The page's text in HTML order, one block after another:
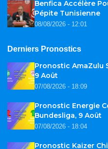
Benfica Accélère
Pépite Tunisienne
08/08/2026 - 12:01
Derniers Pronostics
Pronostic AmaZulu
9 Août
07/08/2026 - 18:09
Pronostic Energie
Bundesliga, 9 Août
07/08/2026 - 18:04
Pronostic Kaizer